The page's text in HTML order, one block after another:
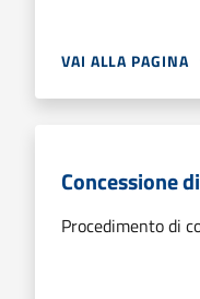
VAI ALLA PAGINA
Concessione
Procedimento di